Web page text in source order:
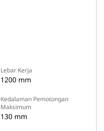
Lebar Kerja
1200 mm
Kedalaman Pemotongan
Maksimum
130 mm